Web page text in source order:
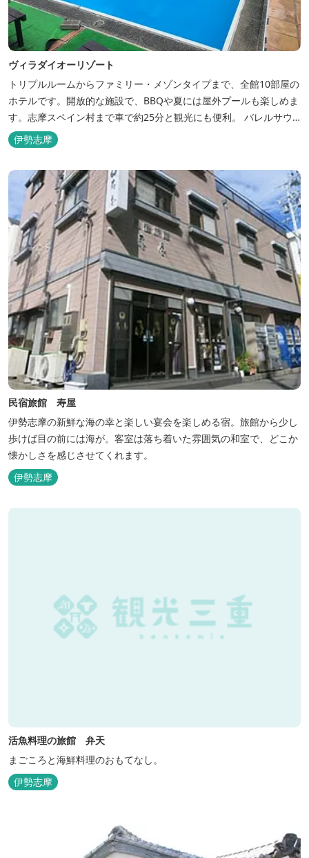
ヴィラダイオーリゾート
トリプルルームからファミリー・メゾンタイプまで、全館10部屋の
ホテルです。開放的な施設で、BBQや夏には屋外プールも楽しめま
す。志摩スペイン村まで車で約25分と観光にも便利。 バレルサウ
ナをはじめました。
伊勢志摩
民宿旅館 寿屋
伊勢志摩の新鮮な海の幸と楽しい宴会を楽しめる宿。旅館から少し
歩けば目の前には海が。客室は落ち着いた雰囲気の和室で、どこか
懐かしさを感じさせてくれます。
伊勢志摩
活魚料理の旅館 弁天
まごころと海鮮料理のおもてなし。
伊勢志摩